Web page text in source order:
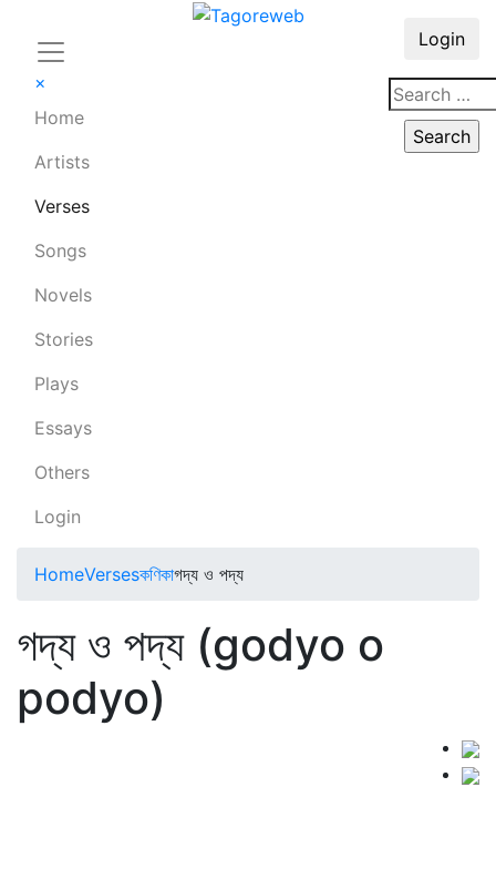
×
Home
Artists
Verses
Songs
Novels
Stories
Plays
Essays
Others
Login
Login
HomeVersesকণিকাগদ্য ও পদ্য
গদ্য ও পদ্য (godyo o
podyo)